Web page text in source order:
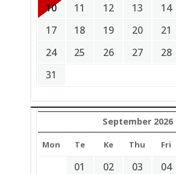
10
11 12 13 14
17
18 19 20 21
24
25 26 27 28
31
September 2026
Mon Te Ke Thu Fri
01 02 03 04